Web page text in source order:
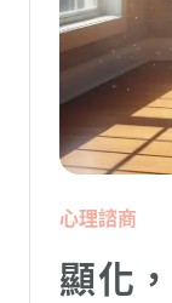
心理諮商
顯化